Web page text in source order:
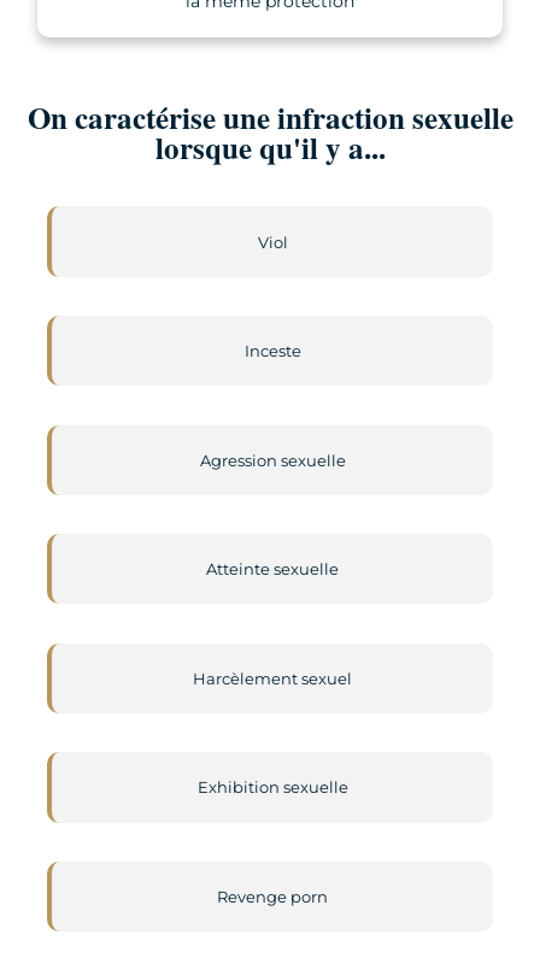
On caractérise une infraction sexuelle
lorsque qu'il y a...
Viol
Inceste
Agression sexuelle
Atteinte sexuelle
Harcèlement sexuel
Exhibition sexuelle
Revenge porn